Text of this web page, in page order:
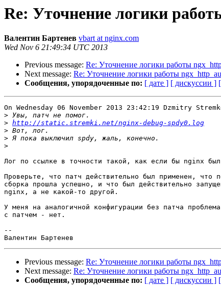
Re: Уточнение логики
Валентин Бартенев vbart at nginx.com
Wed Nov 6 21:49:34 UTC 2013
Previous message: Re: Уточнение логики работы
Next message: Re: Уточнение логики работы
Сообщения, упорядоченные по: [ дате ] [ дискуссии ]
On Wednesday 06 November 2013 23:42:19 Dzmitry
>
> http://static.stremki.net/nginx-debug-spdy0.log
>
>
>
Лог по ссылке в точности такой, как если бы nginx
Проверьте, что патч действительно был применен, что
сборка прошла успешно, и что был действительно
nginx, а не какой-то другой.
У меня на аналогичной конфигурации без патча
с патчем - нет.
--
Previous message: Re: Уточнение логики работы
Next message: Re: Уточнение логики работы
Сообщения, упорядоченные по: [ дате ] [ дискуссии ]